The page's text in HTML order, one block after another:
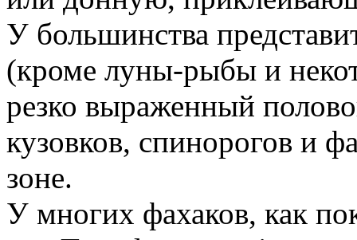
У большинства
(кроме луны-рыбы и
резко выраженный
кузовков, спинорогов и
зоне.
У многих фахаков, как